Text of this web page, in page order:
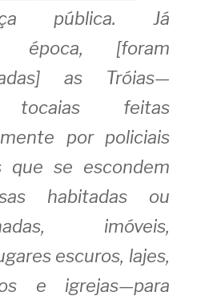
pública. Já
época, [foram
as Tróias—
tocaias feitas
por policiais
que se escondem
habitadas ou
imóveis,
escuros, lajes,
e igrejas—para